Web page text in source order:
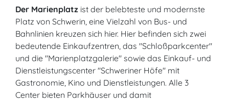
Der Marienplatz ist der belebteste und modernste
Platz von Schwerin, eine Vielzahl von Bus- und
Bahnlinien kreuzen sich hier. Hier befinden sich zwei
bedeutende Einkaufzentren, das "Schloßparkcenter"
und die "Marienplatzgalerie" sowie das Einkauf- und
Dienstleistungscenter "Schweriner Höfe" mit
Gastronomie, Kino und Dienstleistungen. Alle 3
Center bieten Parkhäuser und damit